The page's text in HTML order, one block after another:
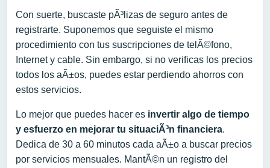
Con suerte, buscaste pÃ³lizas de seguro antes de
registrarte. Suponemos que seguiste el mismo
procedimiento con tus suscripciones de telÃ©fono,
Internet y cable. Sin embargo, si no verificas los precios
todos los aÃ±os, puedes estar perdiendo ahorros con
estos servicios.
Lo mejor que puedes hacer es invertir algo de tiempo
y esfuerzo en mejorar tu situaciÃ³n financiera.
Dedica de 30 a 60 minutos cada aÃ±o a buscar precios
por servicios mensuales. MantÃ©n un registro del